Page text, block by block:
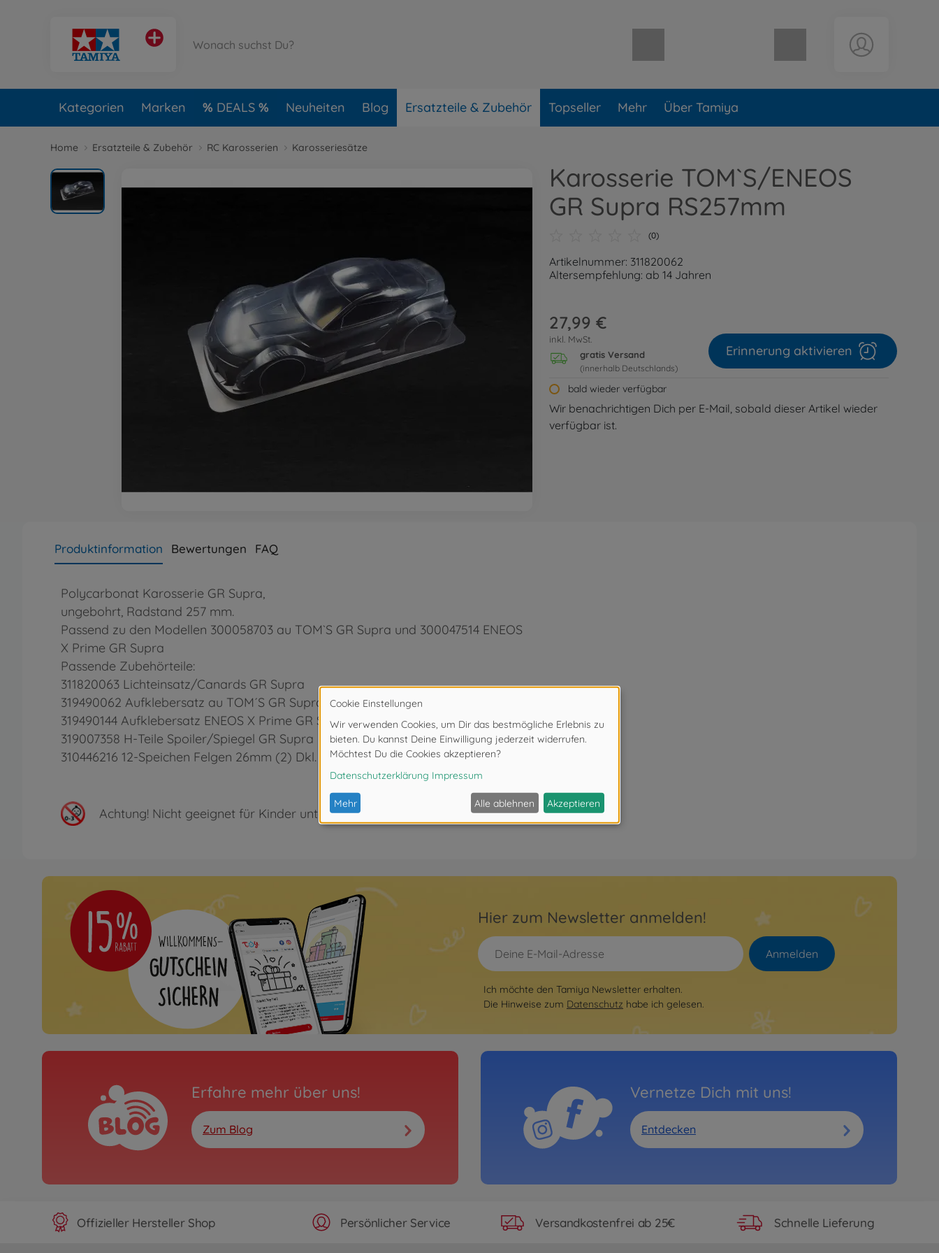
Warenkorb leer
Kategorien Marken DEALS Neuheiten Blog Ersatzteile & Zubehör Topseller Mehr Über Tamiya
Home Ersatzteile & Zubehör RC Karosserien Karosseriesätze
Karosserie TOM`S/ENEOS
GR Supra RS257mm
(0)
Artikelnummer: 311820062
Altersempfehlung: ab 14 Jahren
27,99 €
inkl. MwSt.
gratis Versand
(innerhalb Deutschlands)
bald wieder verfügbar
Wir benachrichtigen Dich per E-Mail, sobald dieser Artikel wieder
verfügbar ist.
Erinnerung aktivieren
Produktinformation Bewertungen FAQ
Polycarbonat Karosserie GR Supra,
ungebohrt, Radstand 257 mm.
Passend zu den Modellen 300058703 au TOM`S GR Supra und 300047514 ENEOS
X Prime GR Supra
Passende Zubehörteile:
311820063 Lichteinsatz/Canards GR Supra
319490062 Aufklebersatz au TOM´S GR Supra
319490144 Aufklebersatz ENEOS X Prime GR Supra
319007358 H-Teile Spoiler/Spiegel GR Supra
310446216 12-Speichen Felgen 26mm (2) Dkl. Gunmetal
Achtung! Nicht geeignet für Kinder unter 3 Jahren. Erstickungsgefahr durch Kleinteile.
Hier zum Newsletter anmelden!
Anmelden
Ich möchte den Tamiya Newsletter erhalten.
Die Hinweise zum Datenschutz habe ich gelesen.
Erfahre mehr über uns!
Zum Blog
Vernetze Dich mit uns!
Entdecken
Offizieller Hersteller Shop Persönlicher Service Versandkostenfrei ab 25€ Schnelle Lieferung